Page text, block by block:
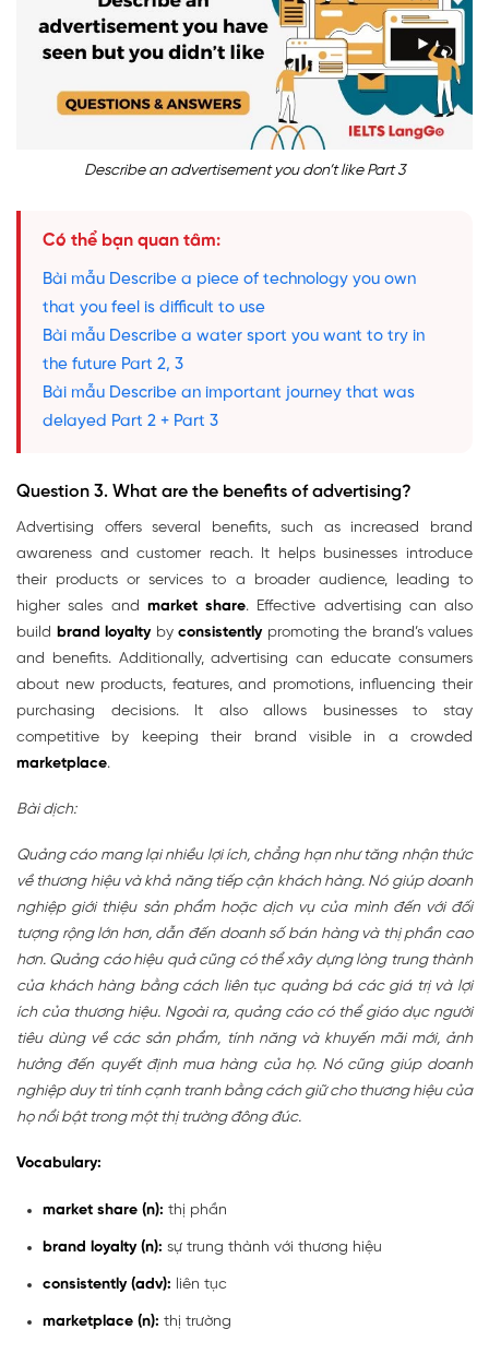
Describe an advertisement you don’t like Part 3
Có thể bạn quan tâm:
Bài mẫu Describe a piece of technology you own
that you feel is difficult to use
Bài mẫu Describe a water sport you want to try in
the future Part 2, 3
Bài mẫu Describe an important journey that was
delayed Part 2 + Part 3
Question 3. What are the benefits of advertising?
Advertising offers several benefits, such as increased brand
awareness and customer reach. It helps businesses introduce
their products or services to a broader audience, leading to
higher sales and market share. Effective advertising can also
build brand loyalty by consistentlypromoting the brand’s values
and benefits. Additionally, advertising can educate consumers
about new products, features, and promotions, influencing their
purchasing decisions. It also allows businesses to stay
competitive by keeping their brand visible in a crowded
marketplace.
Bài dịch:
Quảng cáo mang lại nhiều lợi ích, chẳng hạn như tăng nhận thức
về thương hiệu và khả năng tiếp cận khách hàng. Nó giúp doanh
nghiệp giới thiệu sản phẩm hoặc dịch vụ của mình đến với đối
tượng rộng lớn hơn, dẫn đến doanh số bán hàng và thị phần cao
hơn. Quảng cáo hiệu quả cũng có thể xây dựng lòng trung thành
của khách hàng bằng cách liên tục quảng bá các giá trị và lợi
ích của thương hiệu. Ngoài ra, quảng cáo có thể giáo dục người
tiêu dùng về các sản phẩm, tính năng và khuyến mãi mới, ảnh
hưởng đến quyết định mua hàng của họ. Nó cũng giúp doanh
nghiệp duy trì tính cạnh tranh bằng cách giữ cho thương hiệu của
họ nổi bật trong một thị trường đông đúc.
Vocabulary:
market share (n): thị phần
brand loyalty (n): sự trung thành với thương hiệu
consistently (adv): liên tục
marketplace (n): thị trường